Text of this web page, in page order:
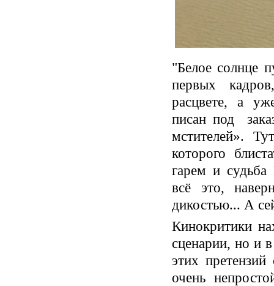
"Белое солнце
первых
расцвете, а
писан под
мстителей».
которого
гарем и
всё это,
дикостью... А
Кинокритики
сценарии, но и
этих
очень